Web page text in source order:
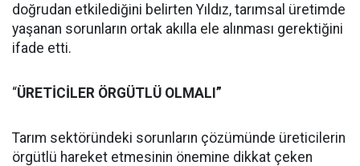
doğrudan etkilediğini belirten Yıldız, tarımsal üretimde
yaşanan sorunların ortak akılla ele alınması gerektiğini
ifade etti.
“ÜRETİCİLER ÖRGÜTLÜ OLMALI”
Tarım sektöründeki sorunların çözümünde üreticilerin
örgütlü hareket etmesinin önemine dikkat çeken